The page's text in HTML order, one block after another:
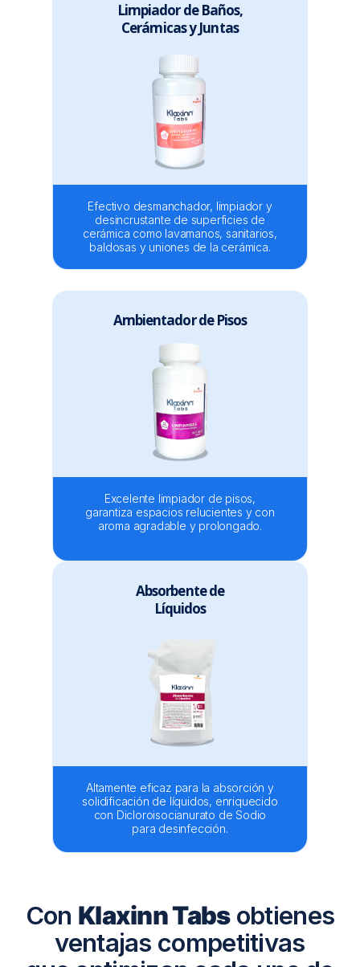
Limpiador de Baños,
Cerámicas y Juntas
Efectivo desmanchador, limpiador y
desincrustante de superficies de
cerámica como lavamanos, sanitarios,
baldosas y uniones de la cerámica.
Ambientador de Pisos
Excelente limpiador de pisos,
garantiza espacios relucientes y con
aroma agradable y prolongado.
Absorbente de
Líquidos
Altamente eficaz para la absorción y
solidificación de líquidos, enriquecido
con Dicloroisocianurato de Sodio
para desinfección.
Con Klaxinn Tabsobtienes
ventajas competitivas